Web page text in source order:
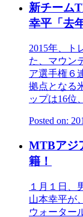
新チーム
幸平「去
2015年、ト
た、マウン
ア選手権６
拠点となる
ップは16位
Posted on:
MTBアジ
籍！
１月１日、
山本幸平が
ウォーター